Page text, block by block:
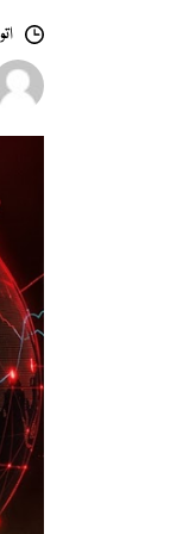
اتوار